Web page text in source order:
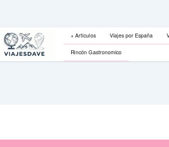
+ Artículos Viajes por España
Rincón Gastronomico